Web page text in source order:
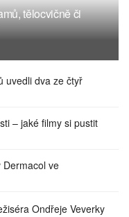
tělocvičně či
uvedli dva ze čtyř
– jaké filmy si pustit
Dermacol ve
Ondřeje Veverky